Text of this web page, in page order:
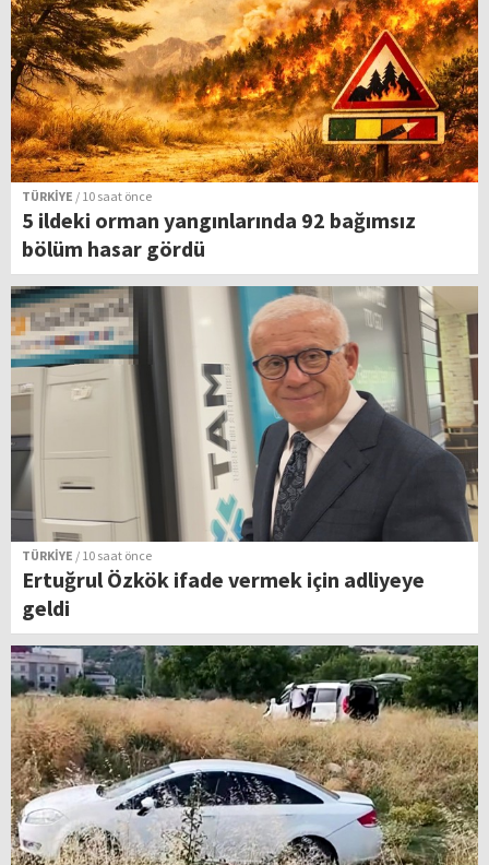
TÜRKİYE / 10 saat önce
5 ildeki orman yangınlarında 92 bağımsız
bölüm hasar gördü
TÜRKİYE / 10 saat önce
Ertuğrul Özkök ifade vermek için adliyeye
geldi